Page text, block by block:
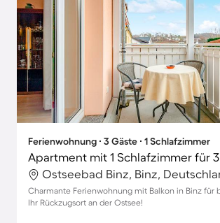
Ferienwohnung ∙ 3 Gäste ∙ 1 Schlafzimmer
Apartment mit 1 Schlafzimmer für
Ostseebad Binz, Binz,
Charmante Ferienwohnung mit Balkon in Binz für
Ihr Rückzugsort an der Ostsee!